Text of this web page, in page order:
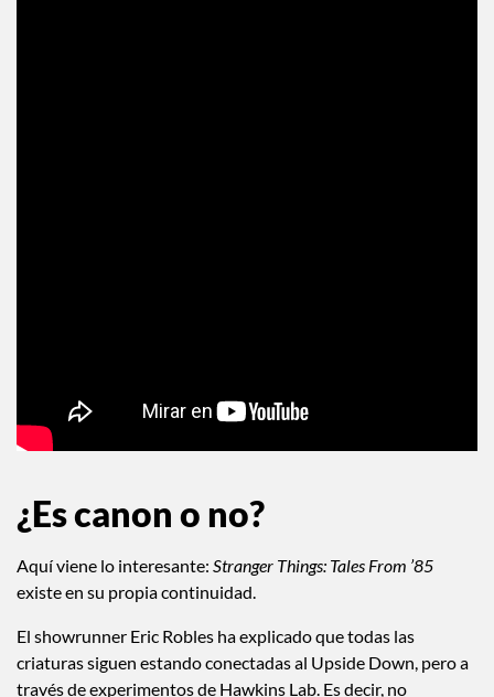
¿Es canon o no?
Aquí viene lo interesante: Stranger Things: Tales From ’85
existe en su propia continuidad.
El showrunner Eric Robles ha explicado que todas las
criaturas siguen estando conectadas al Upside Down, pero a
través de experimentos de Hawkins Lab. Es decir, no